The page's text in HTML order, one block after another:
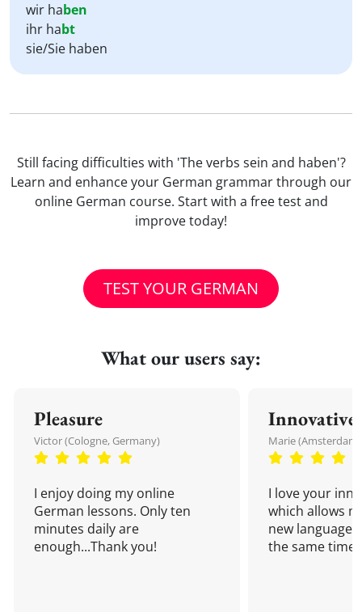
wir haben
ihr habt
sie/Sie haben
Still facing difficulties with 'The verbs sein and haben'?
Learn and enhance your German grammar through our
online German course. Start with a free test and
improve today!
TEST YOUR GERMAN
What our users say:
Pleasure
Victor (Cologne, Germany)
I enjoy doing my online
German lessons. Only ten
minutes daily are
enough...Thank you!
Innovative
Marie
I love your
which allows
new language
the same time!